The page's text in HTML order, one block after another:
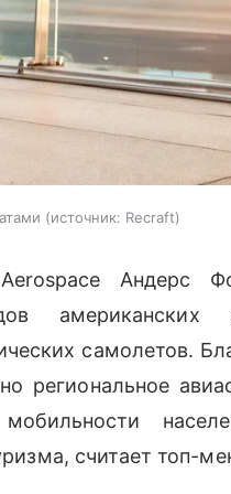
источник: Recraft
Андерс
американских
самолетов.
региональное
считает топ-